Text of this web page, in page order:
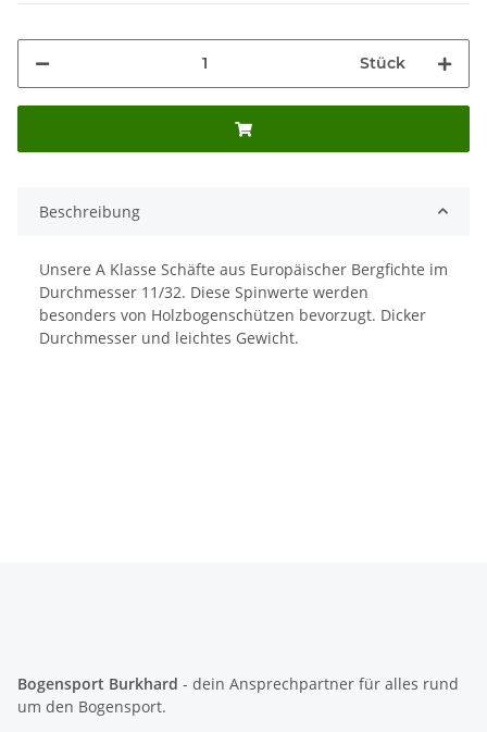
Stück
Beschreibung
Unsere A Klasse Schäfte aus Europäischer Bergfichte im
Durchmesser 11/32. Diese Spinwerte werden
besonders von Holzbogenschützen bevorzugt. Dicker
Durchmesser und leichtes Gewicht.
Bogensport Burkhard - dein Ansprechpartner für alles rund
um den Bogensport.